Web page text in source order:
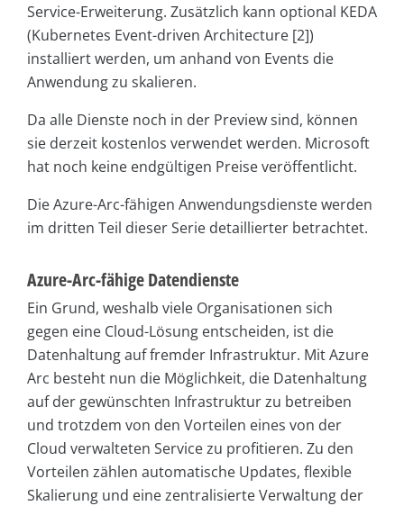
Service-Erweiterung. Zusätzlich kann optional KEDA
(Kubernetes Event-driven Architecture [2])
installiert werden, um anhand von Events die
Anwendung zu skalieren.
Da alle Dienste noch in der Preview sind, können
sie derzeit kostenlos verwendet werden. Microsoft
hat noch keine endgültigen Preise veröffentlicht.
Die Azure-Arc-fähigen Anwendungsdienste werden
im dritten Teil dieser Serie detaillierter betrachtet.
Azure-Arc-fähige Datendienste
Ein Grund, weshalb viele Organisationen sich
gegen eine Cloud-Lösung entscheiden, ist die
Datenhaltung auf fremder Infrastruktur. Mit Azure
Arc besteht nun die Möglichkeit, die Datenhaltung
auf der gewünschten Infrastruktur zu betreiben
und trotzdem von den Vorteilen eines von der
Cloud verwalteten Service zu profitieren. Zu den
Vorteilen zählen automatische Updates, flexible
Skalierung und eine zentralisierte Verwaltung der